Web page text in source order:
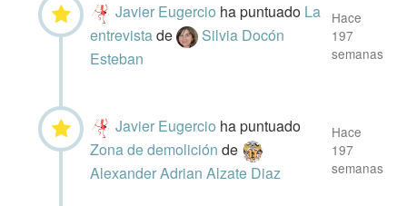
Javier Eugercio ha puntuado La
entrevistade
Silvia Docón
Esteban
Hace
197
semanas
Javier Eugercio ha puntuado
Zona de demoliciónde
Alexander Adrian Alzate Diaz
Hace
197
semanas